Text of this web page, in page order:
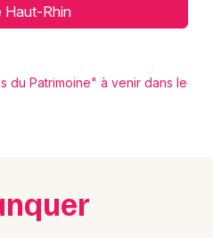
dans le Haut-Rhin
du Patrimoine" à venir dans le